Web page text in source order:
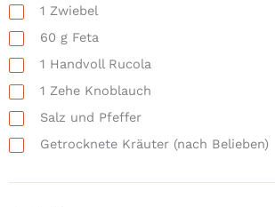
1 Zwiebel
60 g Feta
1 HandvollRucola
1 Zehe Knoblauch
Salz und Pfeffer
Getrocknete Kräuter (nach Belieben)